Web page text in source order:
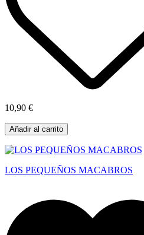
10,90 €
Añadir al carrito
LOS PEQUEÑOS MACABROS